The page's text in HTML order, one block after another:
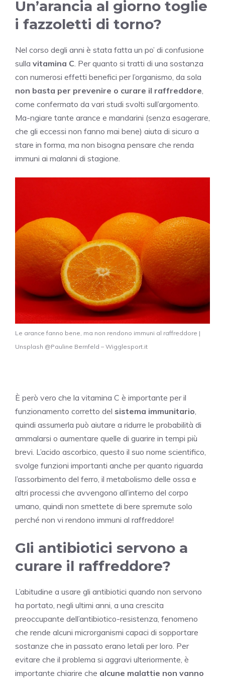
Un’arancia al giorno toglie
i fazzoletti di torno?
Nel corso degli anni è stata fatta un po’ di confusione
sulla vitamina C. Per quanto si tratti di una sostanza
con numerosi effetti benefici per l’organismo, da sola
non basta per prevenire o curare il raffreddore,
come confermato da vari studi svolti sull’argomento.
Ma-ngiare tante arance e mandarini (senza esagerare,
che gli eccessi non fanno mai bene) aiuta di sicuro a
stare in forma, ma non bisogna pensare che renda
immuni ai malanni di stagione.
Le arance fanno bene, ma non rendono immuni al raffreddore |
Unsplash @Pauline Bernfeld – Wigglesport.it
È però vero che la vitamina C è importante per il
funzionamento corretto del sistema immunitario,
quindi assumerla può aiutare a ridurre le probabilità di
ammalarsi o aumentare quelle di guarire in tempi più
brevi. L’acido ascorbico, questo il suo nome scientifico,
svolge funzioni importanti anche per quanto riguarda
l’assorbimento del ferro, il metabolismo delle ossa e
altri processi che avvengono all’interno del corpo
umano, quindi non smettete di bere spremute solo
perché non vi rendono immuni al raffreddore!
Gli antibiotici servono a
curare il raffreddore?
L’abitudine a usare gli antibiotici quando non servono
ha portato, negli ultimi anni, a una crescita
preoccupante dell’antibiotico-resistenza, fenomeno
che rende alcuni microrganismi capaci di sopportare
sostanze che in passato erano letali per loro. Per
evitare che il problema si aggravi ulteriormente, è
importante chiarire che alcune malattie non vanno